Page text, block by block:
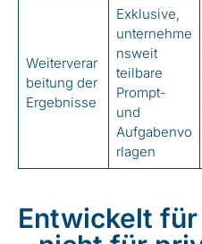
Weiterverar
beitung der
Ergebnisse
Exklusive,
unternehme
nsweit
teilbare
Prompt-
und
Aufgabenvo
rlagen
Entwickelt